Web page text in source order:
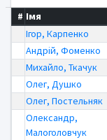
# Імя
Ігор, Карпенко
Андрій, Фоменко
Михайло, Ткачук
Олег, Душко
Олег, Постельняк
Олександр,
Малоголовчук